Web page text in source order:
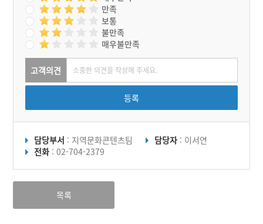
만족
보통
불만족
매우불만족
고객의견
등록
담당부서 : 지역문화콘텐츠팀 담당자 : 이서연
전화 : 02-704-2379
목록